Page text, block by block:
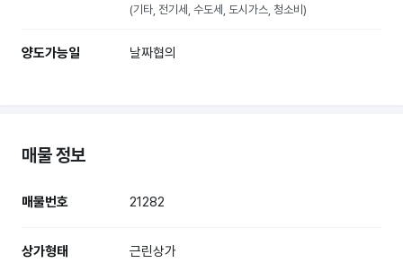
(기타, 전기세, 수도세, 도시가스, 청소비)
양도가능일 날짜협의
매물 정보
매물번호 21282
상가형태 근린상가